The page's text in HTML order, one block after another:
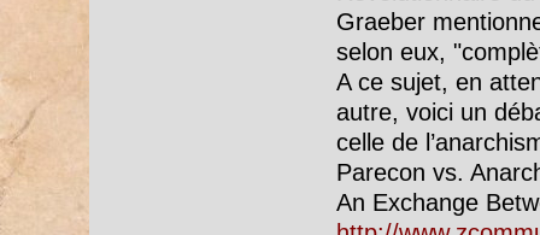
Graeber
selon eux,
A ce sujet, en
autre, voici un
celle de
Parecon vs.
An Exchange